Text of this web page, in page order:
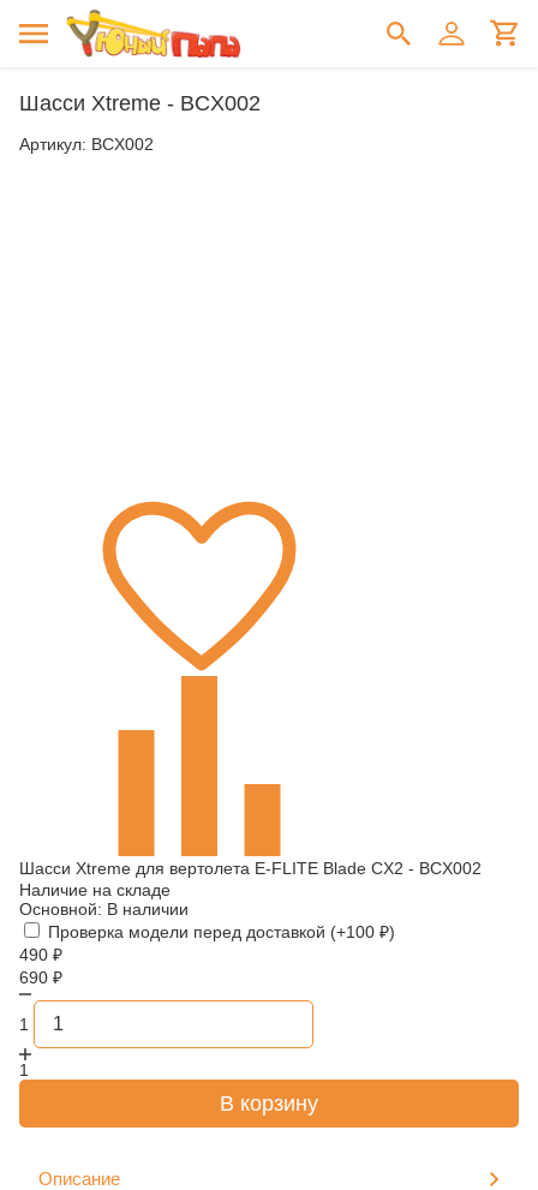
Шасси Xtreme - BCX002
Артикул: BCX002
Шасси Xtreme для вертолета E-FLITE Blade CX2 - BCX002
Наличие на складе
Основной: В наличии
Проверка модели перед доставкой (+100 ₽)
490 ₽
690 ₽
1
1
В корзину
Описание